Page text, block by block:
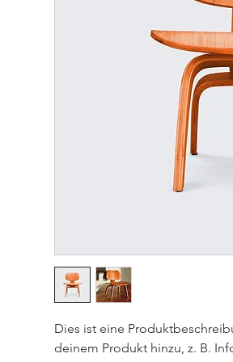
Dies ist eine
deinem Produkt hinzu, z. B.